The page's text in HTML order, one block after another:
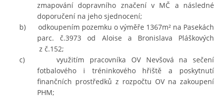
zmapování dopravního značení v MČ a následné
doporučení na jeho sjednocení;
b) odkoupením pozemku o výměře 1367m² na Pasekách
parc. č.3973 od Aloise a Bronislava Pláškových
z č.152;
c) využitím pracovníka OV Nevšová na sečení
fotbalového i tréninkového hřiště a poskytnutí
finančních prostředků z rozpočtu OV na zakoupení
PHM;